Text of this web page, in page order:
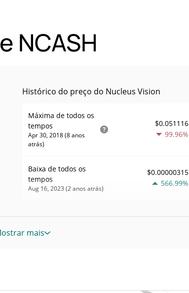
NCASH
Histórico do preço do Nucleus Vision
Máxima de todos os
tempos
Apr 30, 2018 (8 anos
atrás)
$0.051116
99.96%
Baixa de todos os
tempos
Aug 16, 2023 (2 anos atrás)
$0.00000315
566.99%
mais